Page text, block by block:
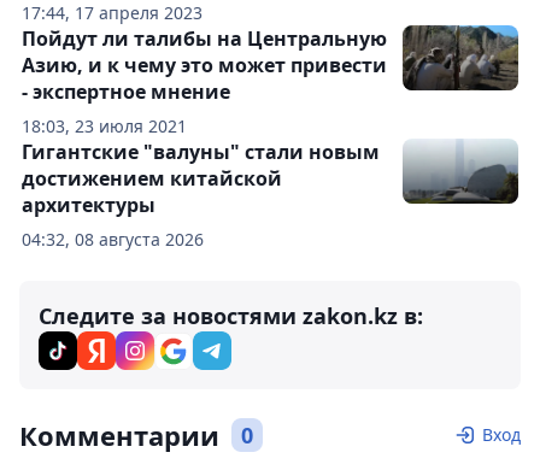
17:44, 17 апреля 2023
18:03, 23 июля 2021
Пойдут ли талибы на Центральную
Азию, и к чему это может привести
- экспертное мнение
04:32, 08 августа 2026
Гигантские "валуны" стали новым
достижением китайской
архитектуры
Следите за новостями zakon.kz в:
Комментарии 0 Вход